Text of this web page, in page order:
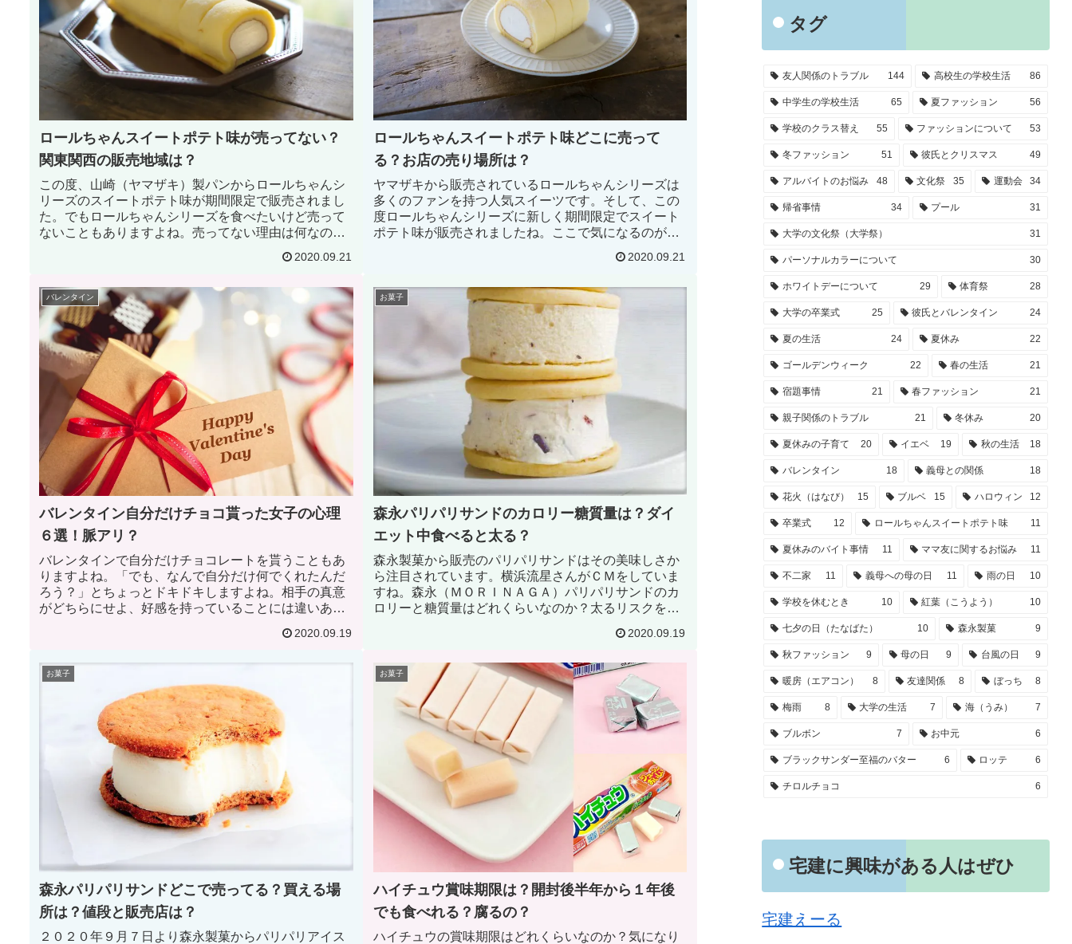
ロールちゃんスイートポテト味が売ってない？
関東関西の販売地域は？
この度、山崎（ヤマザキ）製パンからロールちゃんシ
リーズのスイートポテト味が期間限定で販売されまし
た。でもロールちゃんシリーズを食べたいけど売って
ないこともありますよね。売ってない理由は何なの
ちゃんシリーズが売ってるお店を知っていましょう。
2020.09.21
ロールちゃんスイートポテト味どこに売って
る？お店の売り場所は？
ヤマザキから販売されているロールちゃんシリーズは
多くのファンを持つ人気スイーツです。そして、この
度ロールちゃんシリーズに新しく期間限定でスイート
ポテト味が販売されましたね。ここで気になるのが
のか？」ということです。では販売店と場所について
2020.09.21
バレンタイン
バレンタイン自分だけチョコ貰った女子の心理
６選！脈アリ？
バレンタインで自分だけチョコレートを貰うこともあ
りますよね。「でも、なんで自分だけ何でくれたんだ
ろう？」とちょっとドキドキしますよね。相手の真意
がどちらにせよ、好感を持っていることには違いあり
を貰った女子の心理は何なのか。女性陣に意見を聞い
2020.09.19
お菓子
森永パリパリサンドのカロリー糖質量は？ダイ
エット中食べると太る？
森永製菓から販売のパリパリサンドはその美味しさか
ら注目されています。横浜流星さんがＣＭをしていま
すね。森永（ＭＯＲＩＮＡＧＡ）パリパリサンドのカ
ロリーと糖質量はどれくらいなのか？太るリスクを軽
よね。では、森永パリパリサンドのカロリーと糖質量
2020.09.19
お菓子
森永パリパリサンドどこで売ってる？買える場
所は？値段と販売店は？
２０２０年９月７日より森永製菓からパリパリアイス
お菓子
ハイチュウ賞味期限は？開封後半年から１年後
でも食べれる？腐るの？
ハイチュウの賞味期限はどれくらいなのか？気になり
タグ
友人関係のトラブル 144 高校生の学校生活 86
中学生の学校生活 65 夏ファッション 56
学校のクラス替え 55 ファッションについて 53
冬ファッション 51 彼氏とクリスマス 49
アルバイトのお悩み 48 文化祭 35 運動会 34
帰省事情 34 プール 31
大学の文化祭（大学祭） 31
パーソナルカラーについて 30
ホワイトデーについて 29 体育祭 28
大学の卒業式 25 彼氏とバレンタイン 24
夏の生活 24 夏休み 22
ゴールデンウィーク 22 春の生活 21
宿題事情 21 春ファッション 21
親子関係のトラブル 21 冬休み 20
夏休みの子育て 20 イエベ 19 秋の生活 18
バレンタイン 18 義母との関係 18
花火（はなび） 15 ブルベ 15 ハロウィン 12
卒業式 12 ロールちゃんスイートポテト味 11
夏休みのバイト事情 11 ママ友に関するお悩み 11
不二家 11 義母への母の日 11 雨の日 10
学校を休むとき 10 紅葉（こうよう） 10
七夕の日（たなばた） 10 森永製菓 9
秋ファッション 9 母の日 9 台風の日 9
暖房（エアコン） 8 友達関係 8 ぼっち 8
梅雨 8 大学の生活 7 海（うみ） 7
ブルボン 7 お中元 6
ブラックサンダー至福のバター 6 ロッテ 6
チロルチョコ 6
宅建に興味がある人はぜひ
宅建えーる